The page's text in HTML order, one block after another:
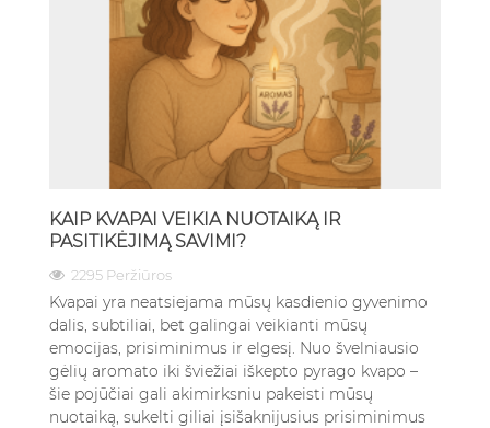
KAIP KVAPAI VEIKIA NUOTAIKĄ IR
PASITIKĖJIMĄ SAVIMI?
2295 Peržiūros
Kvapai yra neatsiejama mūsų kasdienio gyvenimo
dalis, subtiliai, bet galingai veikianti mūsų
emocijas, prisiminimus ir elgesį. Nuo švelniausio
gėlių aromato iki šviežiai iškepto pyrago kvapo –
šie pojūčiai gali akimirksniu pakeisti mūsų
nuotaiką, sukelti giliai įsišaknijusius prisiminimus